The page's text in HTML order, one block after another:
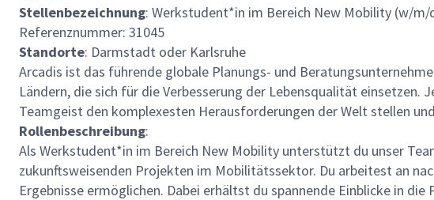
Stellenbezeichnung: Werkstudent*in im Bereich New Mobility (w/m/
Referenznummer: 31045
Standorte: Darmstadt oder Karlsruhe
Arcadis ist das führende globale Planungs- und
Ländern, die sich für die Verbesserung der Lebensqualität
Teamgeist den komplexesten Herausforderungen der Welt stellen
Rollenbeschreibung:
Als Werkstudent*in im Bereich New Mobility unterstützt du unser
zukunftsweisenden Projekten im Mobilitätssektor. Du arbeitest an
Ergebnisse ermöglichen. Dabei erhältst du spannende Einblicke in